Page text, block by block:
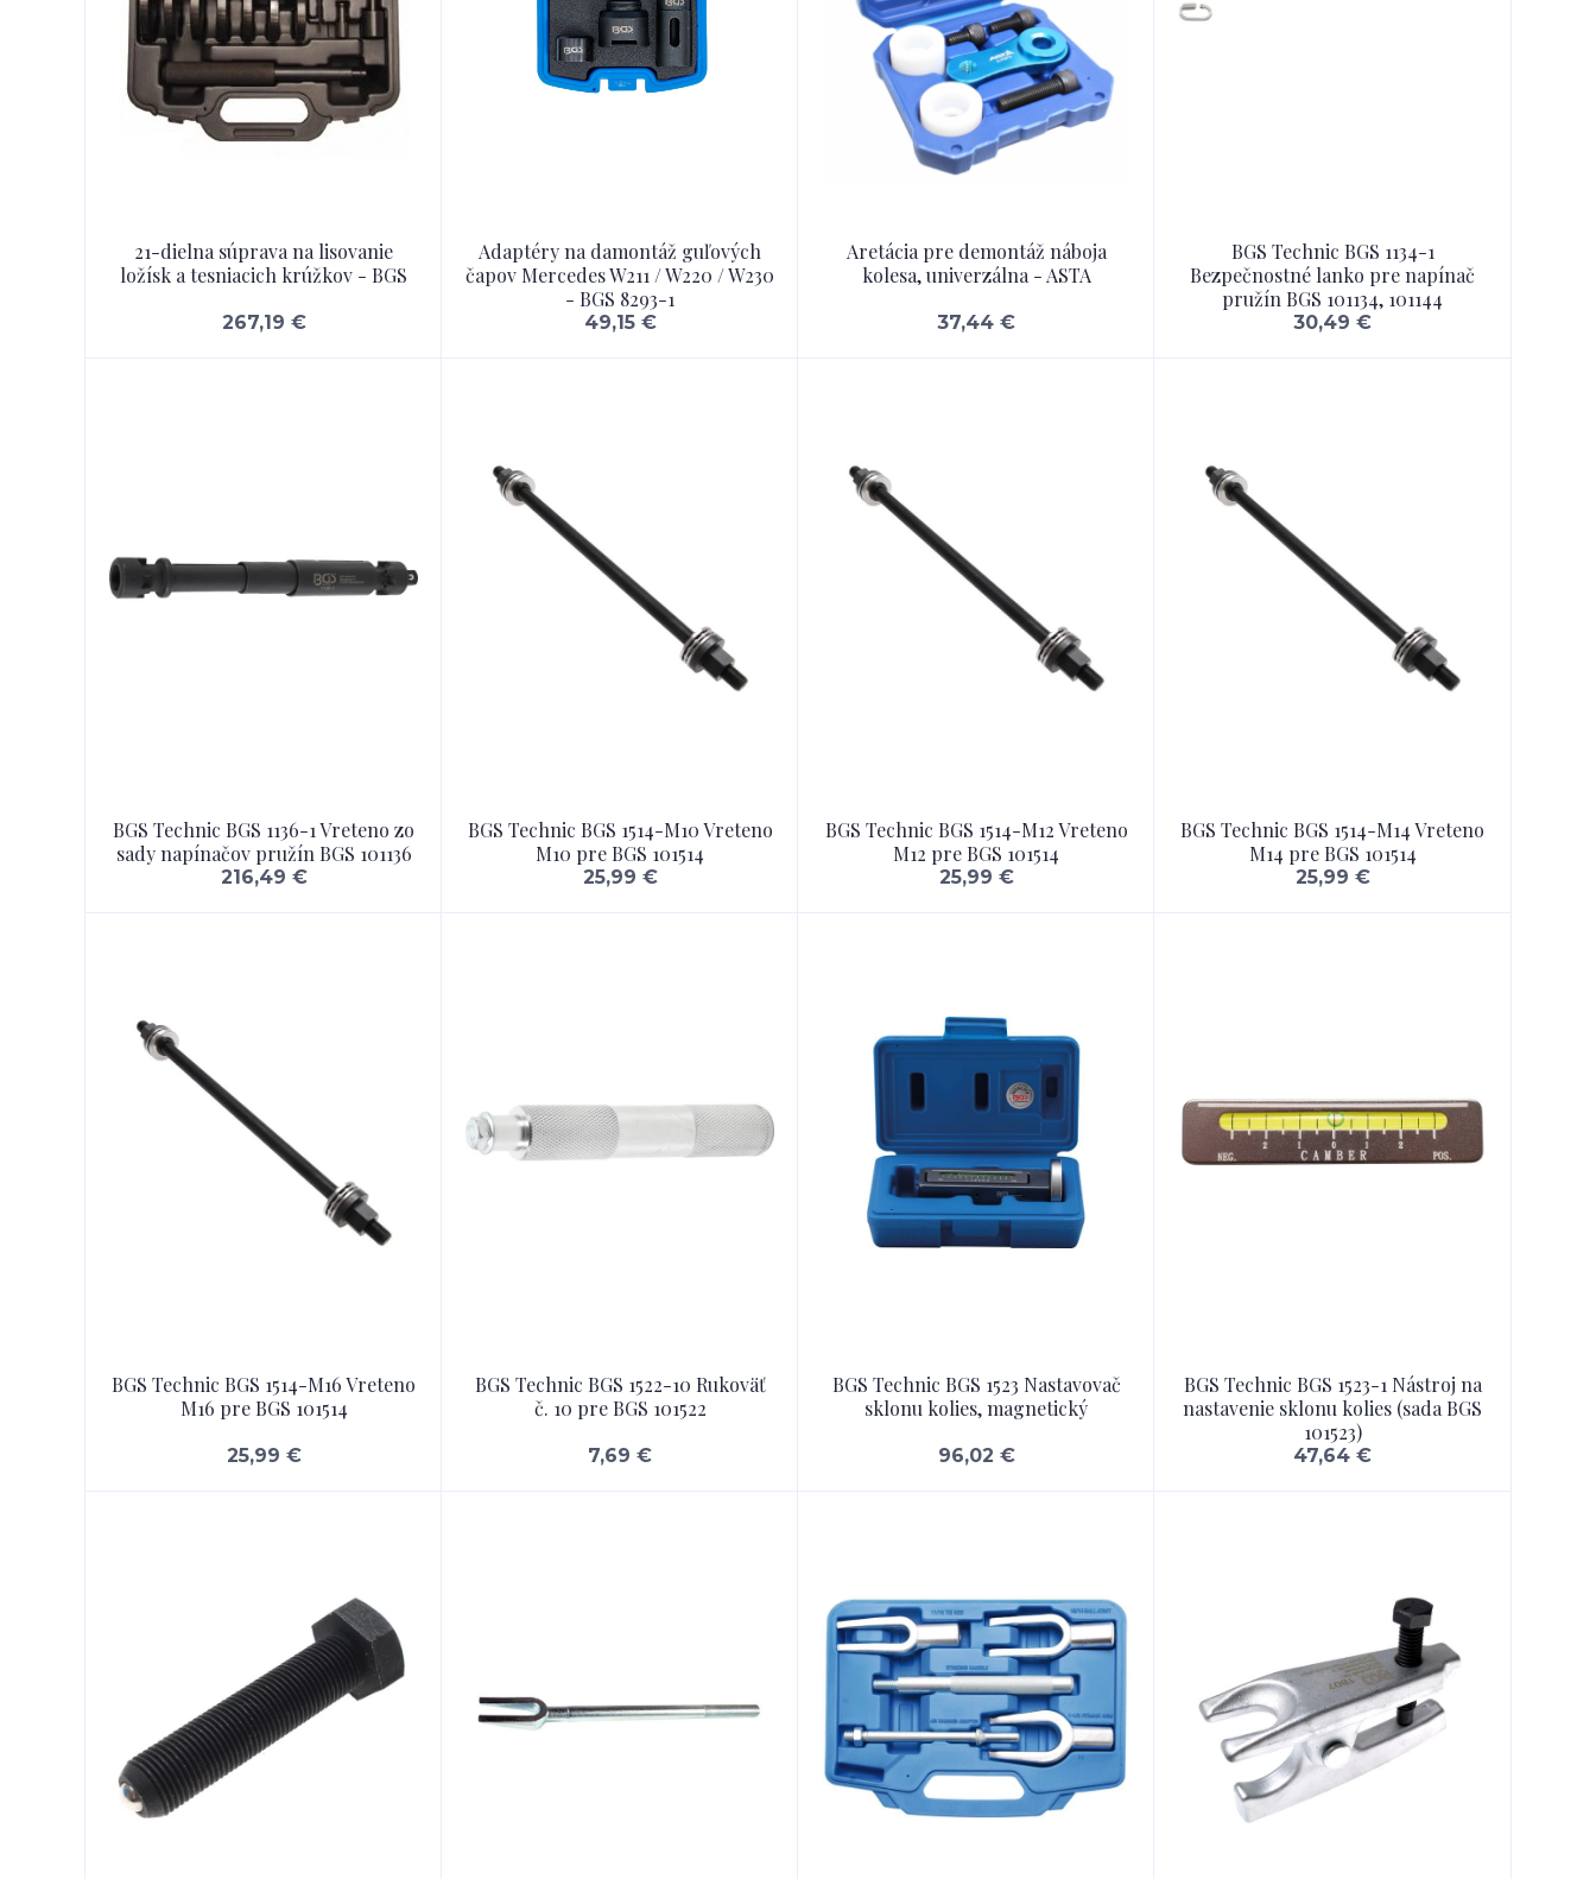
21-dielna súprava na lisovanie
ložísk a tesniacich krúžkov - BGS
267,19 €
Adaptéry na damontáž guľových
čapov Mercedes W211 / W220 / W230
- BGS 8293-1
49,15 €
Aretácia pre demontáž náboja
kolesa, univerzálna - ASTA
37,44 €
BGS Technic BGS 1134-1
Bezpečnostné lanko pre napínač
pružín BGS 101134, 101144
30,49 €
BGS Technic BGS 1136-1 Vreteno zo
sady napínačov pružín BGS 101136
216,49 €
BGS Technic BGS 1514-M10 Vreteno
M10 pre BGS 101514
25,99 €
BGS Technic BGS 1514-M12 Vreteno
M12 pre BGS 101514
25,99 €
BGS Technic BGS 1514-M14 Vreteno
M14 pre BGS 101514
25,99 €
BGS Technic BGS 1514-M16 Vreteno
M16 pre BGS 101514
25,99 €
BGS Technic BGS 1522-10 Rukoväť
č. 10 pre BGS 101522
7,69 €
BGS Technic BGS 1523 Nastavovač
sklonu kolies, magnetický
96,02 €
BGS Technic BGS 1523-1 Nástroj na
nastavenie sklonu kolies (sada BGS
101523)
47,64 €